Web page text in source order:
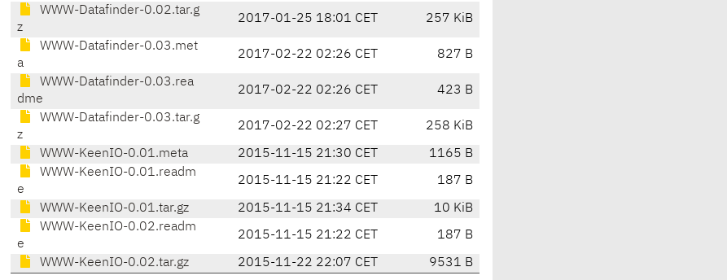
WWW-Datafinder-0.02.tar.g
z
2017-01-25 18:01 CET 257 KiB
WWW-Datafinder-0.03.met
a
2017-02-22 02:26 CET 827 B
WWW-Datafinder-0.03.rea
dme
2017-02-22 02:26 CET 423 B
WWW-Datafinder-0.03.tar.g
z
2017-02-22 02:27 CET 258 KiB
WWW-KeenIO-0.01.meta 2015-11-15 21:30 CET
1165 B
WWW-KeenIO-0.01.readm
e
2015-11-15 21:22 CET 187 B
WWW-KeenIO-0.01.tar.gz 2015-11-15 21:34 CET
10 KiB
WWW-KeenIO-0.02.readm
e
2015-11-15 21:22 CET 187 B
WWW-KeenIO-0.02.tar.gz 2015-11-22 22:07 CET 9531 B